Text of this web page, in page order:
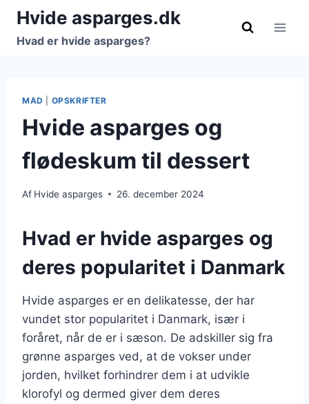
Fortsæt
indhold
Hvide asparges.dk
Hvad er hvide asparges?
MAD OPSKRIFTER
Hvide asparges og
flødeskum til dessert
Af Hvide asparges 26. december 2024
Hvad er hvide asparges og
deres popularitet i Danmark
Hvide asparges er en delikatesse, der har
vundet stor popularitet i Danmark, især i
foråret, når de er i sæson. De adskiller sig fra
grønne asparges ved, at de vokser under
jorden, hvilket forhindrer dem i at udvikle
klorofyl og dermed giver dem deres